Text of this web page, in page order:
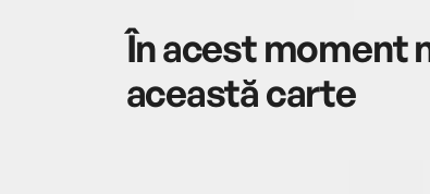
În acest moment
această carte